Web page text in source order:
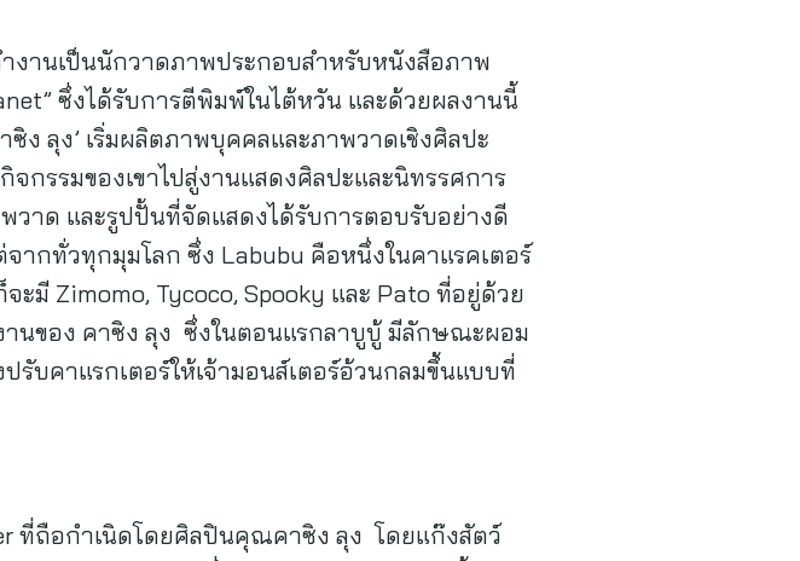
ำงานเป็นนักวาดภาพประกอบสำหรับหนังสือภาพ
ซึ่งได้รับการตีพิมพ์ในไต้หวัน และด้วยผลงานนี้
ง ลุง’ เริ่มผลิตภาพบุคคลและภาพวาดเชิงศิลปะ
รรมของเขาไปสู่งานแสดงศิลปะและนิทรรศการ
วาด และรูปปั้นที่จัดแสดงได้รับการตอบรับอย่างดี
ากทั่วทุกมุมโลก ซึ่ง Labubu คือหนึ่งในคาแรคเตอร์
มี Zimomo, Tycoco, Spooky และ Pato ที่อยู่ด้วย
านของ คาซิง ลุง ซึ่งในตอนแรกลาบูบู้ มีลักษณะผอม
รับคาแรกเตอร์ให้เจ้ามอนส์เตอร์อ้วนกลมขึ้นแบบที่
ที่ถือกำเนิดโดยศิลปินคุณคาซิง ลุง โดยแก๊งสัตว์